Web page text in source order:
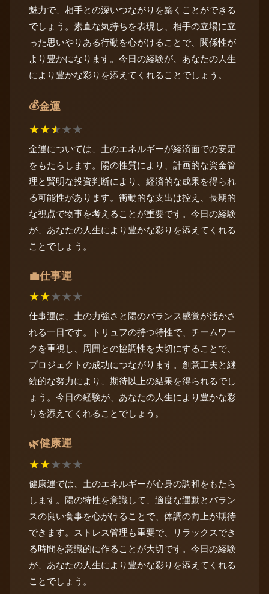
魅力で、相手との深いつながりを築くことができる
でしょう。素直な気持ちを表現し、相手の立場に立
った思いやりある行動を心がけることで、関係性が
より豊かになります。今日の経験が、あなたの人生
により豊かな彩りを添えてくれることでしょう。
💰金運
★★★★★
金運については、土のエネルギーが経済面での安定
をもたらします。陽の性質により、計画的な資金管
理と賢明な投資判断により、経済的な成果を得られ
る可能性があります。衝動的な支出は控え、長期的
な視点で物事を考えることが重要です。今日の経験
が、あなたの人生により豊かな彩りを添えてくれる
ことでしょう。
💼仕事運
★★★★★
仕事運は、土の力強さと陽のバランス感覚が活かさ
れる一日です。トリュフの持つ特性で、チームワー
クを重視し、周囲との協調性を大切にすることで、
プロジェクトの成功につながります。創意工夫と継
続的な努力により、期待以上の結果を得られるでし
ょう。今日の経験が、あなたの人生により豊かな彩
りを添えてくれることでしょう。
🌿健康運
★★★★★
健康運では、土のエネルギーが心身の調和をもたら
します。陽の特性を意識して、適度な運動とバラン
スの良い食事を心がけることで、体調の向上が期待
できます。ストレス管理も重要で、リラックスでき
る時間を意識的に作ることが大切です。今日の経験
が、あなたの人生により豊かな彩りを添えてくれる
ことでしょう。